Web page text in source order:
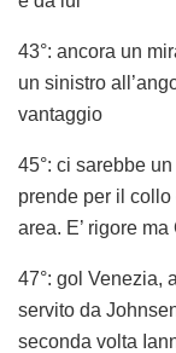
43°: ancora un
un sinistro
vantaggio
45°: ci sarebbe
prende per il
area. E’ rigore
47°: gol Venezia,
servito da
seconda volta